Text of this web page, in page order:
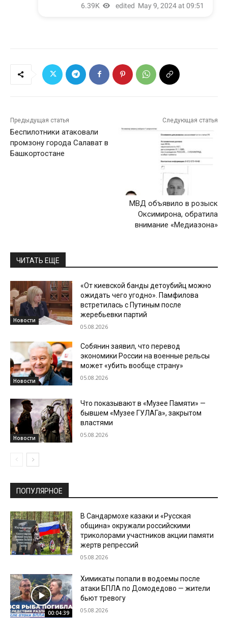
Предыдущая статья
Беспилотники атаковали
промзону города Салават в
Башкортостане
Следующая статья
МВД объявило в розыск
Оксимирона, обратила
внимание «Медиазона»
ЧИТАТЬ ЕЩЕ
Новости
«От киевской банды детоубийц можно
ожидать чего угодно». Памфилова
встретилась с Путиным после
жеребьевки партий
05.08.2026
Новости
Собянин заявил, что перевод
экономики России на военные рельсы
может «убить вообще страну»
05.08.2026
Новости
Что показывают в «Музее Памяти» —
бывшем «Музее ГУЛАГа», закрытом
властями
05.08.2026
ПОПУЛЯРНОЕ
В Сандармохе казаки и «Русская
община» окружали российскими
триколорами участников акции памяти
жертв репрессий
05.08.2026
00:04:39
Химикаты попали в водоемы после
атаки БПЛА по Домодедово — жители
бьют тревогу
05.08.2026